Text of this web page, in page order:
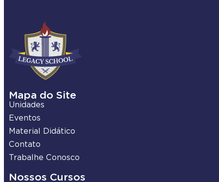
Mapa do Site
Unidades
Eventos
Material Didático
Contato
Trabalhe Conosco
Nossos Cursos